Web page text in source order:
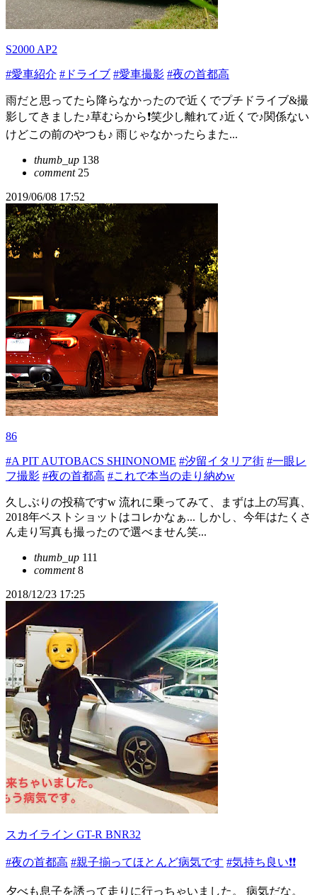
S2000 AP2
#愛車紹介 #ドライブ #愛車撮影 #夜の首都高
雨だと思ってたら降らなかったので近くでプチドライブ&撮
影してきました♪草むらから❗笑少し離れて♪近くで♪関係ない
けどこの前のやつも♪ 雨じゃなかったらまた...
thumb_up 138
comment25
2019/06/08 17:52
86
#A PIT AUTOBACS SHINONOME #汐留イタリア街 #一眼レ
フ撮影 #夜の首都高 #これで本当の走り納めw
久しぶりの投稿ですw 流れに乗ってみて、まずは上の写真、
2018年ベストショットはコレかなぁ... しかし、今年はたくさ
ん走り写真も撮ったので選べません笑...
thumb_up 111
comment8
2018/12/23 17:25
スカイライン GT-R BNR32
#夜の首都高 #親子揃ってほとんど病気です #気持ち良い❗️❗️
夕べも息子を誘って走りに行っちゃいました。 病気だな。